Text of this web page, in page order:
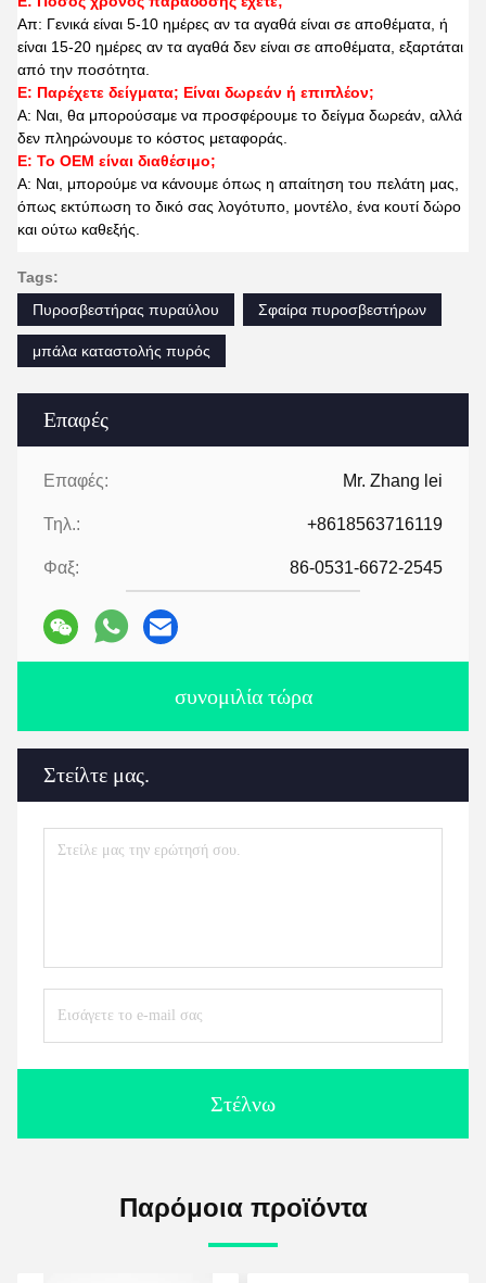
Επαφές
Επαφές: Mr. Zhang lei
Τηλ.: +8618563716119
Φαξ: 86-0531-6672-2545
συνομιλία τώρα
Στείλτε μας.
Στέλνω
Απ: Γενικά είναι 5-10 ημέρες αν τα αγαθά είναι σε αποθέματα, ή
είναι 15-20 ημέρες αν τα αγαθά δεν είναι σε αποθέματα, εξαρτάται
από την ποσότητα.
Ε: Παρέχετε δείγματα; Είναι δωρεάν ή επιπλέον;
Α: Ναι, θα μπορούσαμε να προσφέρουμε το δείγμα δωρεάν, αλλά
δεν πληρώνουμε το κόστος μεταφοράς.
Ε: Το OEM είναι διαθέσιμο;
Α: Ναι, μπορούμε να κάνουμε όπως η απαίτηση του πελάτη μας,
όπως εκτύπωση το δικό σας λογότυπο, μοντέλο, ένα κουτί δώρο
και ούτω καθεξής.
Tags:
Πυροσβεστήρας πυραύλου
Σφαίρα πυροσβεστήρων
μπάλα καταστολής πυρός
Παρόμοια προϊόντα